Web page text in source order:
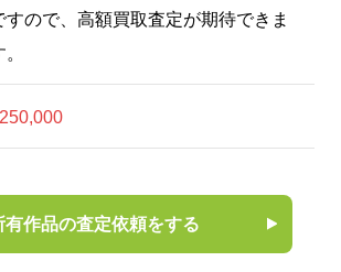
すので、高額買取査定が期待できま
有作品の査定依頼をする